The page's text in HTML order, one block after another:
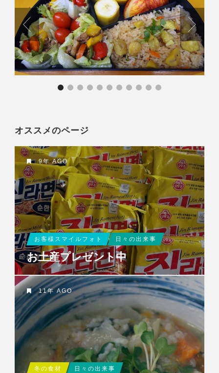
オススメのページ
9年 AGO
お客様スマイルフォト 日々の出来事
お土産プレゼント中
11年 AGO
冬の食材 日々の出来事